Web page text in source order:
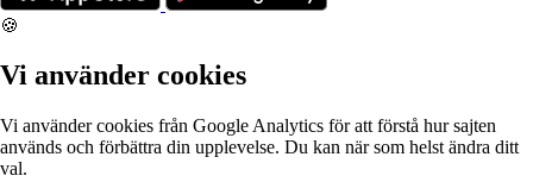
🍪
Vi använder cookies
Vi använder cookies från Google Analytics för att förstå hur sajten
används och förbättra din upplevelse. Du kan när som helst ändra ditt
val.